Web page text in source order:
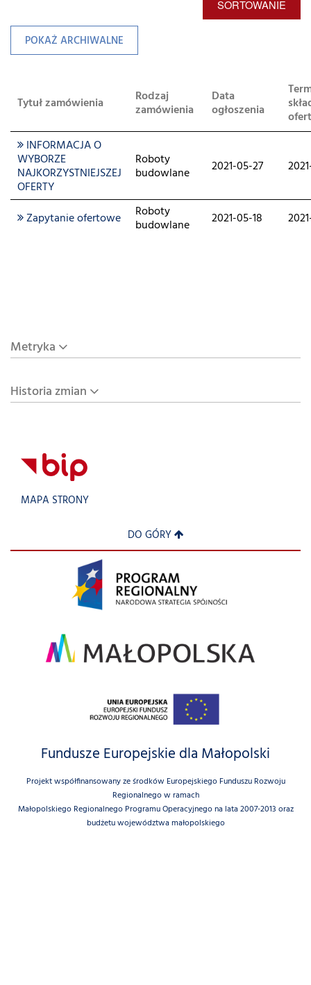
SORTOWANIE
POKAŻ ARCHIWALNE
Tytuł zamówienia Rodzaj
zamówienia
Data
ogłoszenia
ofert
INFORMACJA O
WYBORZE
NAJKORZYSTNIEJSZEJ
OFERTY
Roboty
budowlane 2021-05-27
Zapytanie ofertowe Roboty
budowlane 2021-05-18
Metryka
Historia zmian
MAPA STRONY
DO GÓRY
Fundusze Europejskie dla Małopolski
Projekt współfinansowany ze środków Europejskiego Funduszu Rozwoju
Regionalnego w ramach
Małopolskiego Regionalnego Programu Operacyjnego na lata 2007-2013 oraz
budżetu województwa małopolskiego